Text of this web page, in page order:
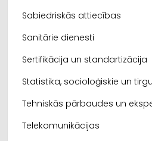
Sabiedriskās attiecības
Sanitārie dienesti
Sertifikācija un standartizācija
Statistika, socioloģiskie un
Tehniskās pārbaudes un
Telekomunikācijas